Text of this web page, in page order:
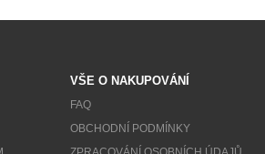
VŠE O NAKUPOVÁNÍ
FAQ
OBCHODNÍ PODMÍNKY